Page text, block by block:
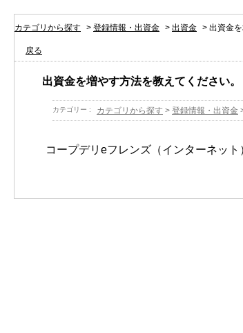
カテゴリから探す > 登録情報・出資金 > 出資金 > 出資金
戻る
出資金を増やす方法を教えてください。
カテゴリー : カテゴリから探す > 登録情報・出資金
コープデリeフレンズ（インターネッ